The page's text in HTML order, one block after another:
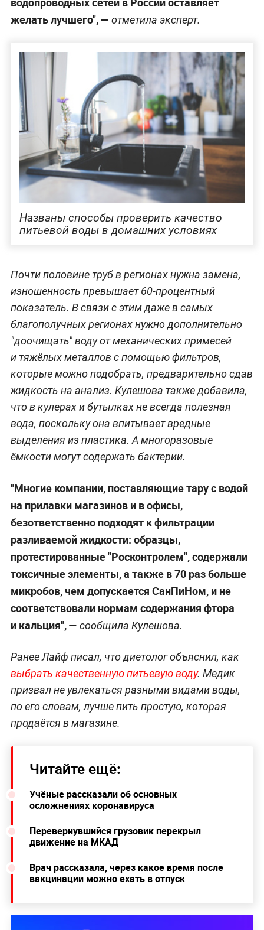
желать лучшего", — отметила эксперт.
Названы способы проверить качество
питьевой воды в домашних условиях
Почти половине труб в регионах нужна замена,
изношенность превышает 60-процентный
показатель. В связи с этим даже в самых
благополучных регионах нужно дополнительно
"доочищать" воду от механических примесей
и тяжёлых металлов с помощью фильтров,
которые можно подобрать, предварительно сдав
жидкость на анализ. Кулешова также добавила,
что в кулерах и бутылках не всегда полезная
вода, поскольку она впитывает вредные
выделения из пластика. А многоразовые
ёмкости могут содержать бактерии.
"Многие компании, поставляющие тару с водой
на прилавки магазинов и в офисы,
безответственно подходят к фильтрации
разливаемой жидкости: образцы,
протестированные "Росконтролем", содержали
токсичные элементы, а также в 70 раз больше
микробов, чем допускается СанПиНом, и не
соответствовали нормам содержания фтора
и кальция", — сообщила Кулешова.
Ранее Лайф писал, что диетолог объяснил, как
выбрать качественную питьевую воду. Медик
призвал не увлекаться разными видами воды,
по его словам, лучше пить простую, которая
продаётся в магазине.
Читайте ещё:
Учёные рассказали об основных
осложнениях коронавируса
Перевернувшийся грузовик перекрыл
движение на МКАД
Врач рассказала, через какое время после
вакцинации можно ехать в отпуск